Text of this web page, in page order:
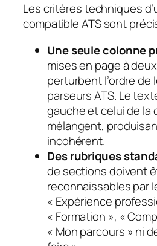
Les critères techniques
compatible ATS sont
Une seule colonne
mises en page à
perturbent l’ordre de
parseurs ATS. Le
gauche et celui de la
mélangent,
incohérent.
Des rubriques
de sections doivent
reconnaissables par
« Expérience
« Formation », «
« Mon parcours » ni